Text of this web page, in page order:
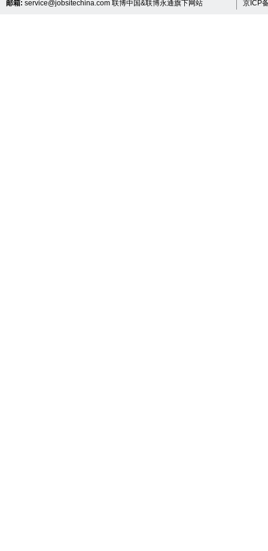
邮箱: service@jobsitechina.com 联博中国&联博永通旗下网站 京ICP